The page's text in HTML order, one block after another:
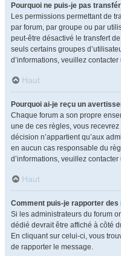
Pourquoi ne puis-je pas
Les permissions permettant de
par forum, par groupe ou par
peut-être désactivé le transfert
seuls certains groupes
d’informations, veuillez
Haut
Pourquoi ai-je reçu un
Chaque forum a son propre
une de ces règles, vous
décision n’appartient qu’aux
en aucun cas responsable du
d’informations, veuillez
Haut
Comment puis-je rapporter
Si les administrateurs du forum
dédié devrait être affiché à côté
En cliquant sur celui-ci, vous
de rapporter le message.